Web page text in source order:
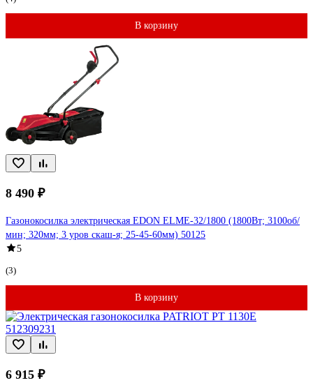
В корзину
8 490 ₽
Газонокосилка электрическая EDON ELME-32/1800 (1800Вт; 3100об/
мин; 320мм; 3 уров скаш-я; 25-45-60мм) 50125
5
(3)
В корзину
6 915 ₽